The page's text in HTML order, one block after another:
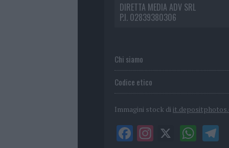
DIRETTA MEDIA ADV SRL
P.I. 02839380306
Chi siamo
Codice etico
Immagini stock di